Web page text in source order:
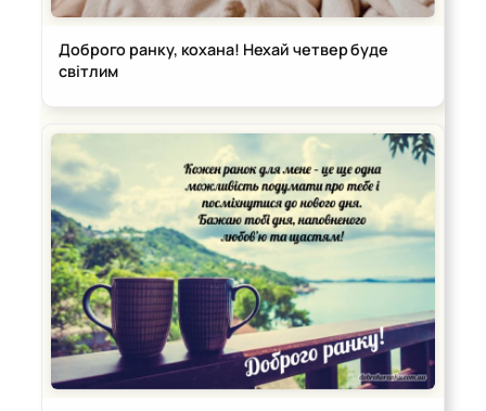
Доброго ранку, кохана! Нехай четвер буде
світлим